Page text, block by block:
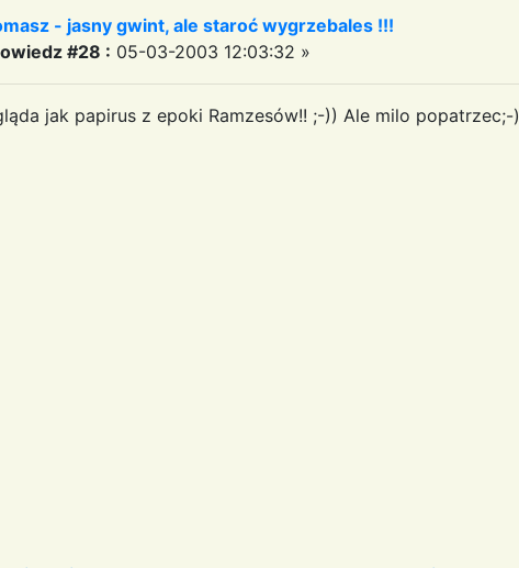
- jasny gwint, ale staroć wygrzebales !!!
#28 : 05-03-2003 12:03:32 »
jak papirus z epoki Ramzesów!! ;-)) Ale milo popatrzec;-)